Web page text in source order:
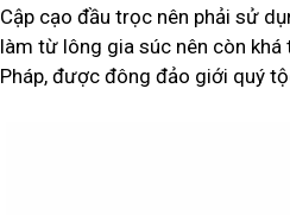
Cập cạo đầu trọc nên phải sử
làm từ lông gia súc nên còn
Pháp, được đông đảo giới quý